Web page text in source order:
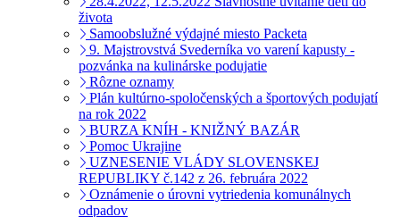
života
Samoobslužné výdajné miesto Packeta
9. Majstrovstvá Svederníka vo varení kapusty -
pozvánka na kulinárske podujatie
Rôzne oznamy
Plán kultúrno-spoločenských a športových podujatí
na rok 2022
BURZA KNÍH - KNIŽNÝ BAZÁR
Pomoc Ukrajine
UZNESENIE VLÁDY SLOVENSKEJ
REPUBLIKY č.142 z 26. februára 2022
Oznámenie o úrovni vytriedenia komunálnych
odpadov